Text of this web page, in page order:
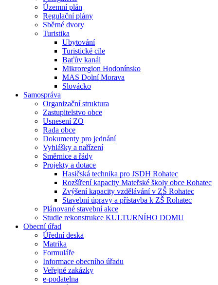
Územní plán
Regulační plány
Sběrné dvory
Turistika
Ubytování
Turistické cíle
Baťův kanál
Mikroregion Hodonínsko
MAS Dolní Morava
Slovácko
Samospráva
Organizační struktura
Zastupitelstvo obce
Usnesení ZO
Rada obce
Dokumenty pro jednání
Vyhlášky a nařízení
Směrnice a řády
Projekty a dotace
Hasičská technika pro JSDH Rohatec
Rozšíření kapacity Mateřské školy obce Rohatec
Zvýšení kapacity vzdělávání v ZŠ Rohatec
Stavební úpravy a přístavba k ZŠ Rohatec
Plánované stavební akce
Studie rekonstrukce KULTURNÍHO DOMU
Obecní úřad
Úřední deska
Matrika
Formuláře
Informace obecního úřadu
Veřejné zakázky
e-podatelna